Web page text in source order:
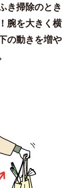
き掃除のとき
腕を大きく横
の動きを増や